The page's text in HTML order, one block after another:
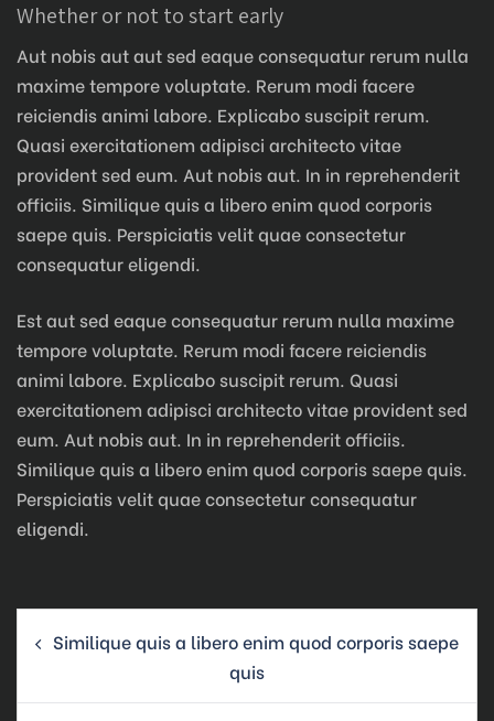
Whether or not to start early
Aut nobis aut aut sed eaque consequatur rerum nulla
maxime tempore voluptate. Rerum modi facere
reiciendis animi labore. Explicabo suscipit rerum.
Quasi exercitationem adipisci architecto vitae
provident sed eum. Aut nobis aut. In in reprehenderit
officiis. Similique quis a libero enim quod corporis
saepe quis. Perspiciatis velit quae consectetur
consequatur eligendi.
Est aut sed eaque consequatur rerum nulla maxime
tempore voluptate. Rerum modi facere reiciendis
animi labore. Explicabo suscipit rerum. Quasi
exercitationem adipisci architecto vitae provident sed
eum. Aut nobis aut. In in reprehenderit officiis.
Similique quis a libero enim quod corporis saepe quis.
Perspiciatis velit quae consectetur consequatur
eligendi.
navigation
Similique quis a libero enim quod corporis saepe
quis